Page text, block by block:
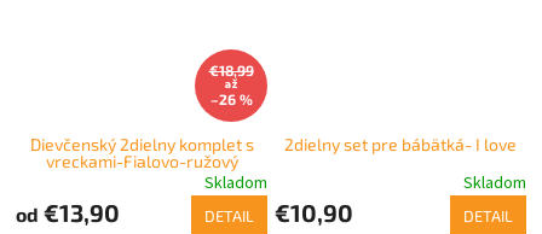
€18,99
až
–26 %
Dievčenský 2dielny komplet s
vreckami-Fialovo-ružový
Skladom
od €13,90 DETAIL
2dielny set pre bábätká- I love
Skladom
€10,90 DETAIL